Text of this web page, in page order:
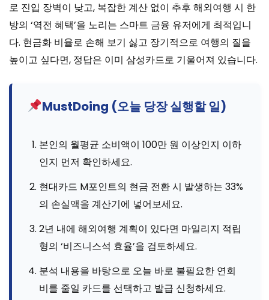
로 진입 장벽이 낮고, 복잡한 계산 없이 추후 해외여행 시 한
방의 ‘역전 혜택’을 노리는 스마트 금융 유저에게 최적입니
다. 현금화 비율로 손해 보기 싫고 장기적으로 여행의 질을
높이고 싶다면, 정답은 이미 삼성카드로 기울어져 있습니다.
MustDoing (오늘 당장 실행할 일)
본인의 월평균 소비액이 100만 원 이상인지 이하
인지 먼저 확인하세요.
현대카드 M포인트의 현금 전환 시 발생하는 33%
의 손실액을 계산기에 넣어보세요.
2년 내에 해외여행 계획이 있다면 마일리지 적립
형의 ‘비즈니스석 효율’을 검토하세요.
분석 내용을 바탕으로 오늘 바로 불필요한 연회
비를 줄일 카드를 선택하고 발급 신청하세요.